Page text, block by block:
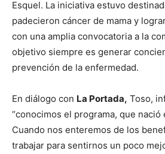
Esquel. La iniciativa estuvo
padecieron cáncer de mama y
con una amplia convocatoria a la
objetivo siempre es generar
prevención de la enfermedad.
En diálogo con La Portada, Toso,
“conocimos el programa, que nació
Cuando nos enteremos de los
trabajar para sentirnos un poco